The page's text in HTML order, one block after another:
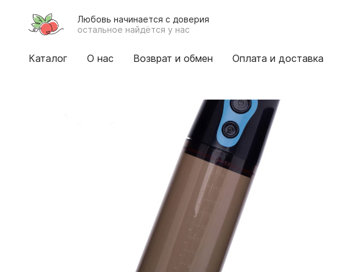
Любовь начинается с доверия
остальное найдётся у нас
Каталог О нас Возврат и обмен Оплата и доставка